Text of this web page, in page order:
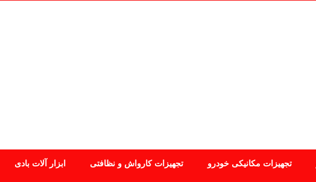
تجهیزات مکانیکی خودرو تجهیزات کارواش و نظافتی ابزار آلات بادی